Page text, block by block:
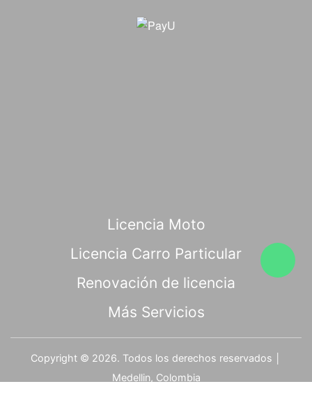
Licencia Moto
Licencia Carro Particular
Renovación de licencia
Más Servicios
Copyright © 2026. Todos los derechos reservados │
Medellin, Colombia